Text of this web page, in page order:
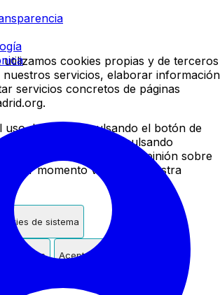
utilizamos cookies propias y de terceros
nuestros servicios, elaborar información
servicios concretos de páginas
uso de cookies pulsando el botón de
rechazar su uso pulsando
Podrás cambiar de opinión sobre
momento visitando nuestra
de sistema
terceros Aceptar cookies
de